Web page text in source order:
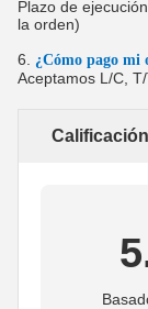
Plazo de
la orden)
6. ¿Cómo pago mi
Aceptamos L/C,